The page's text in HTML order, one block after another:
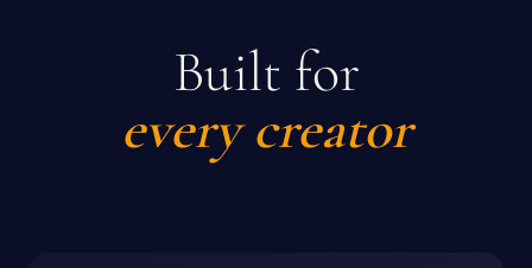
Built for
every creator